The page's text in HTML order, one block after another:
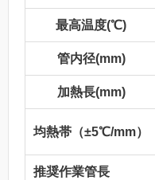
最高温度(℃)
管内径(mm)
加熱長(mm)
均熱帯（±5℃/mm）
推奨作業管長